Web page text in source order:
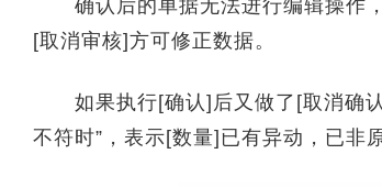
确认后的单据无法进行编辑操作，
[取消审核]方可修正数据。
如果执行[确认]后又做了[取消确认]
不符时”，表示[数量]已有异动，已非